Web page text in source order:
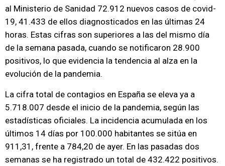
al Ministerio de Sanidad 72.912 nuevos casos de covid-
19, 41.433 de ellos diagnosticados en las últimas 24
horas. Estas cifras son superiores a las del mismo día
de la semana pasada, cuando se notificaron 28.900
positivos, lo que evidencia la tendencia al alza en la
evolución de la pandemia.
La cifra total de contagios en España se eleva ya a
5.718.007 desde el inicio de la pandemia, según las
estadísticas oficiales. La incidencia acumulada en los
últimos 14 días por 100.000 habitantes se sitúa en
911,31, frente a 784,20 de ayer. En las pasadas dos
semanas se ha registrado un total de 432.422 positivos.